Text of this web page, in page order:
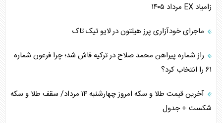
چرا کویت به دنبال شریک امنیتی جدید است؟
اعتراف غرب به قدرت ایران در تثبیت معادلات
خطای راهبردی ترامپ مقابل برزیل
زامیاد EX مرداد ۱۴۰۵
ماجرای خودآزاری پرز هیلتون در لایو تیک تاک
راز شماره پیراهن محمد صلاح در ترکیه فاش شد؛ چرا فرعون شماره
۶۱ را انتخاب کرد؟
آخرین قیمت طلا و سکه امروز چهارشنبه ۱۴ مرداد/ سقف طلا و سکه
شکست + جدول